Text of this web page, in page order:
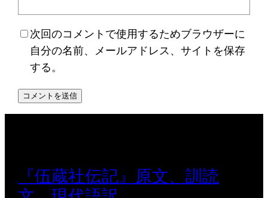
次回のコメントで使用するためブラウザーに
自分の名前、メールアドレス、サイトを保存
する。
『伍蔵社伝記』原文、訓読